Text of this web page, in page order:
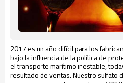
2017 es un año difícil para los
bajo la influencia de la política de
el transporte marítimo inestable,
resultado de ventas. Nuestro sulfato